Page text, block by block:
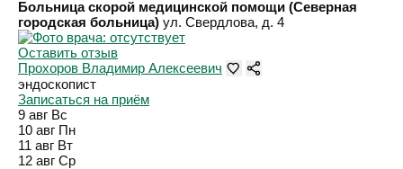
Больница скорой медицинской помощи (Северная
городская больница) ул. Свердлова, д. 4
Оставить отзыв
Прохоров Владимир Алексеевич
эндоскопист
Записаться на приём
9 авг Вс
10 авг Пн
11 авг Вт
12 авг Ср